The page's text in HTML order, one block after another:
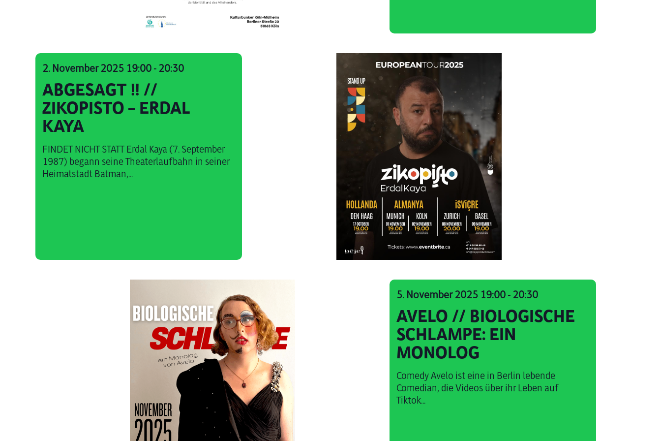
2. November 2025 19:00 - 20:30
ABGESAGT !! //
ZIKOPISTO – ERDAL
KAYA
FINDET NICHT STATT Erdal Kaya (7. September
1987) begann seine Theaterlaufbahn in seiner
Heimatstadt Batman,...
5. November 2025 19:00 - 20:30
AVELO // BIOLOGISCHE
SCHLAMPE: EIN
MONOLOG
Comedy Avelo ist eine in Berlin lebende
Comedian, die Videos über ihr Leben auf
Tiktok...